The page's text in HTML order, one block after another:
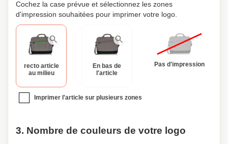
Cochez la case prévue et sélectionnez les zones
d'impression souhaitées pour imprimer votre logo.
recto article
au milieu
En bas de
l'article
Pas d'impression
Imprimer l'article sur plusieurs zones
3. Nombre de couleurs de votre logo